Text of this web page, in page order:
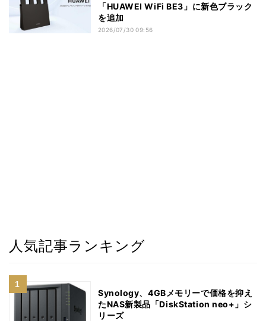
「HUAWEI WiFi BE3」に新色ブラック
を追加
2026/07/30 09:56
人気記事ランキング
Synology、4GBメモリーで価格を抑え
たNAS新製品「DiskStation neo+」シ
リーズ